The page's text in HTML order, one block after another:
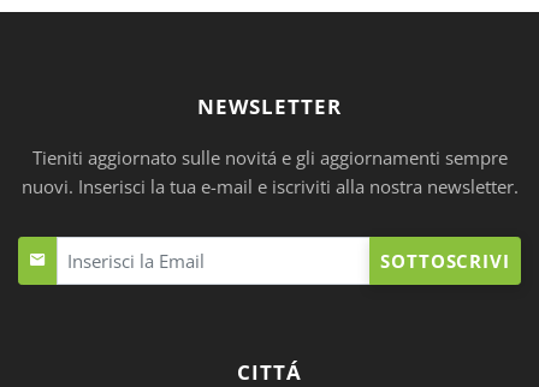
NEWSLETTER
Tieniti aggiornato sulle novitá e gli aggiornamenti sempre
nuovi. Inserisci la tua e-mail e iscriviti alla nostra newsletter.
SOTTOSCRIVI
CITTÁ